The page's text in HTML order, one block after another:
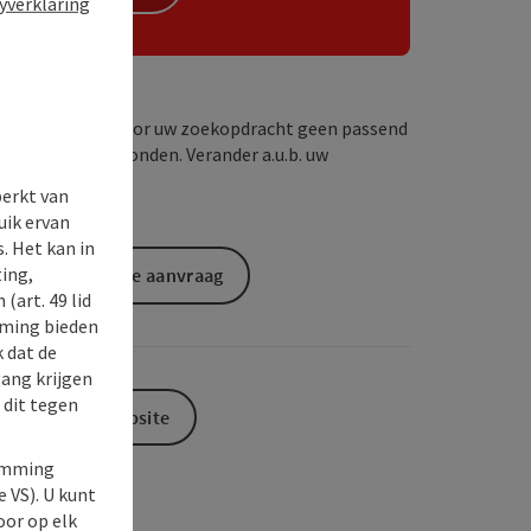
Wij hebben voor uw zoekopdracht geen passend
resultaat gevonden. Verander a.u.b. uw
Vrijblijvende aanvraag
Naar de website
van
ervan
Het kan in
(art. 49 lid
bieden
dat de
krijgen
dit tegen
U kunt
op elk